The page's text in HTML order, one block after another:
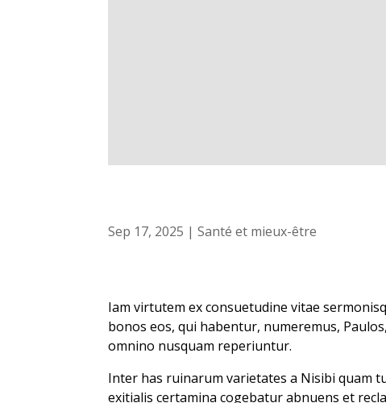
Sep 17, 2025 |Santé et mieux-être
Iam virtutem ex consuetudine vitae
bonos eos, qui habentur, numeremus,
omnino nusquam reperiuntur.
Inter has ruinarum varietates a Nisibi quam
exitialis certamina cogebatur abnuens et